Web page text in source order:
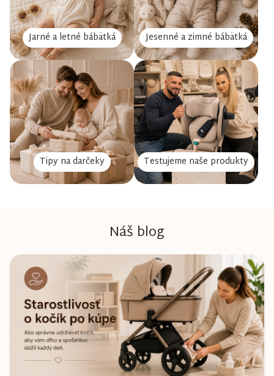
Jarné a letné bábätká Jesenné a zimné bábätká
Tipy na darčeky Testujeme naše produkty
Náš blog